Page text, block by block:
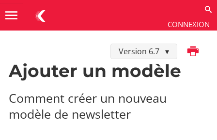
CONNEXION
menu
Version 6.7Imprimer
→Newsletters
Ajouter un modèle
Comment créer un nouveau
modèle de newsletter